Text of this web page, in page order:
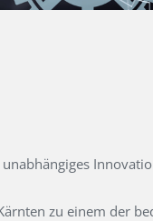
unabhängiges
zu einem der